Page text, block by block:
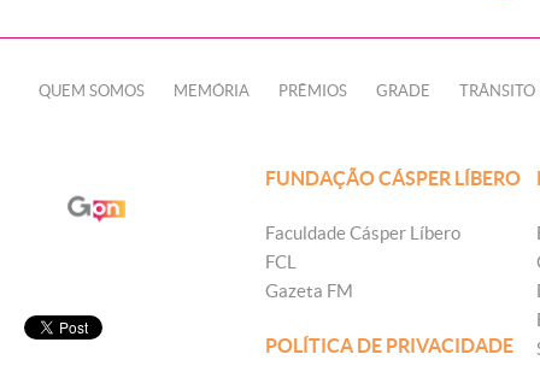
QUEM SOMOS MEMÓRIA PRÊMIOS GRADE TRÂNSITO
FUNDAÇÃO CÁSPER LÍBERO
Faculdade Cásper Líbero
FCL
Gazeta FM
POLÍTICA DE PRIVACIDADE